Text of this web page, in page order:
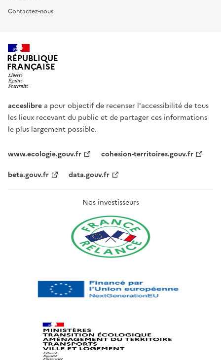
Contactez-nous
RÉPUBLIQUE
FRANÇAISE
acceslibre a pour objectif de recenser l'accessibilité de tous
les lieux recevant du public et de partager ces informations
le plus largement possible.
www.ecologie.gouv.fr
cohesion-territoires.gouv.fr
beta.gouv.fr
data.gouv.fr
Nos investisseurs